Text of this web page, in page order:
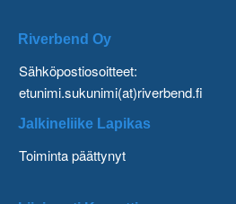
Riverbend Oy
Sähköpostiosoitteet:
etunimi.sukunimi(at)riverbend.fi
Jalkineliike Lapikas
Toiminta päättynyt